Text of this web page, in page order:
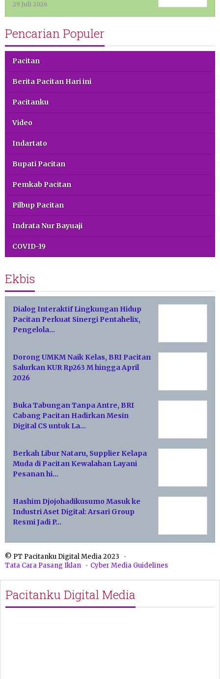
29 Juli 2026
Pencarian Populer
Pacitan
Berita Pacitan Hari ini
Pacitanku
Video
Indartato
Bupati Pacitan
Pemkab Pacitan
Pilbup Pacitan
Indrata Nur Bayuaji
COVID-19
Ekbis
Dialog Interaktif Lingkungan Hidup
Pacitan Perkuat Sinergi Pentahelix,
Pengelola…
Dorong UMKM Naik Kelas, BRI Pacitan
Salurkan KUR Rp263 M hingga April
2026
Buka Tabungan Tanpa Antre, BRI
Cabang Pacitan Hadirkan Mesin
Digital CS untuk La…
Berkah Libur Nataru, Supplier Kelapa
Muda di Pacitan Kewalahan Layani
Pesanan hi…
Hashim Djojohadikusumo Masuk ke
Industri Aset Digital: Arsari Group
Resmi Jadi P…
© PT Pacitanku Digital Media 2023
Tata Cara Pasang Iklan
Cyber Media Guidelines
Pacitanku Digital Media